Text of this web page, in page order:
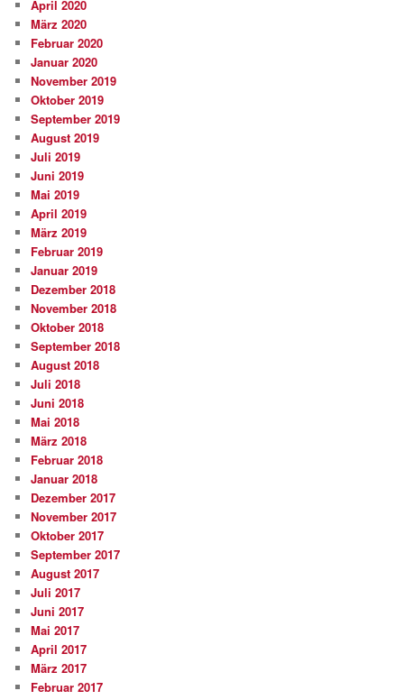
April 2020
März 2020
Februar 2020
Januar 2020
November 2019
Oktober 2019
September 2019
August 2019
Juli 2019
Juni 2019
Mai 2019
April 2019
März 2019
Februar 2019
Januar 2019
Dezember 2018
November 2018
Oktober 2018
September 2018
August 2018
Juli 2018
Juni 2018
Mai 2018
März 2018
Februar 2018
Januar 2018
Dezember 2017
November 2017
Oktober 2017
September 2017
August 2017
Juli 2017
Juni 2017
Mai 2017
April 2017
März 2017
Februar 2017